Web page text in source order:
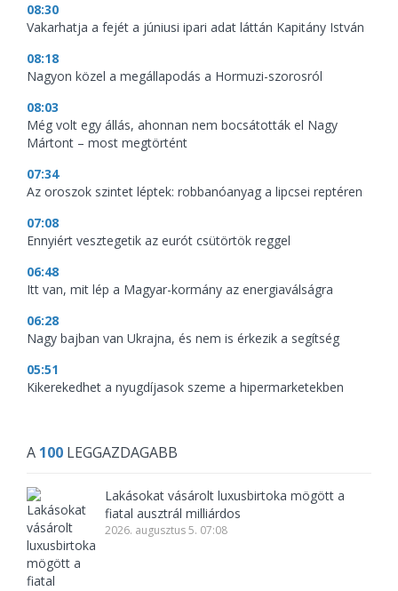
08:30
Vakarhatja a fejét a júniusi ipari adat láttán Kapitány István
08:18
Nagyon közel a megállapodás a Hormuzi-szorosról
08:03
Még volt egy állás, ahonnan nem bocsátották el Nagy
Mártont – most megtörtént
07:34
Az oroszok szintet léptek: robbanóanyag a lipcsei reptéren
07:08
Ennyiért vesztegetik az eurót csütörtök reggel
06:48
Itt van, mit lép a Magyar-kormány az energiaválságra
06:28
Nagy bajban van Ukrajna, és nem is érkezik a segítség
05:51
Kikerekedhet a nyugdíjasok szeme a hipermarketekben
A 100 LEGGAZDAGABB
Lakásokat vásárolt luxusbirtoka mögött a
fiatal ausztrál milliárdos
2026. augusztus 5. 07:08